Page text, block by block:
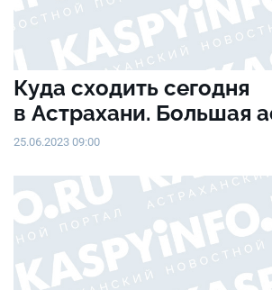
Куда сходить сегодня
в Астрахани. Большая
25.06.2023 09:00